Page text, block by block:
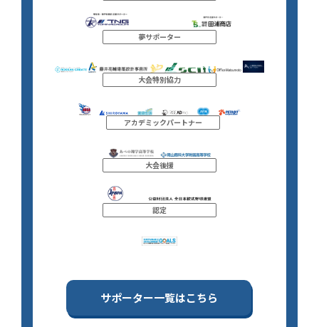
夢サポーター
大会特別協力
アカデミックパートナー
大会後援
認定
サポーター一覧はこちら